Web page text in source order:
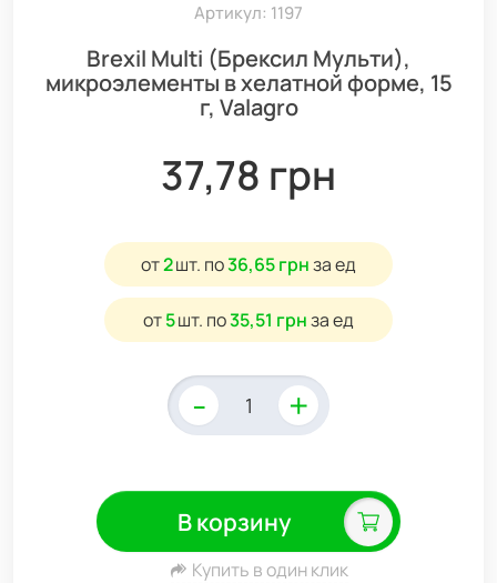
Артикул: 1197
Brexil Multi (Брексил Мульти),
микроэлементы в хелатной форме, 15
г, Valagro
37,78 грн
от2шт. по36,65 грнза ед
от5шт. по35,51 грнза ед
- +
В корзину
Купить в один клик